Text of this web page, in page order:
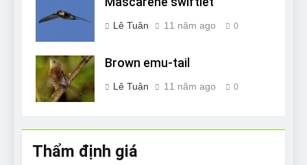
Lê Tuân 11 năm ago 0
Brown emu-tail
Lê Tuân 11 năm ago 0
Thẩm định giá